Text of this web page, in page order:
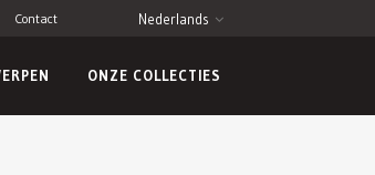
Contact Nederlands
ONZE COLLECTIES